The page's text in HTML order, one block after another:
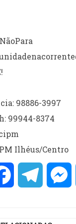
98886-3997
99944-8374
Ilhéus/Centro
Facebook